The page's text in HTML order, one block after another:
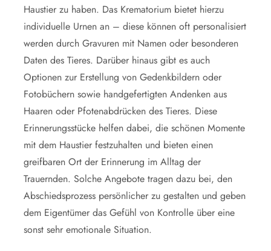
Haustier zu haben. Das Krematorium bietet hierzu
individuelle Urnen an – diese können oft personalisiert
werden durch Gravuren mit Namen oder besonderen
Daten des Tieres. Darüber hinaus gibt es auch
Optionen zur Erstellung von Gedenkbildern oder
Fotobüchern sowie handgefertigten Andenken aus
Haaren oder Pfotenabdrücken des Tieres. Diese
Erinnerungsstücke helfen dabei, die schönen Momente
mit dem Haustier festzuhalten und bieten einen
greifbaren Ort der Erinnerung im Alltag der
Trauernden. Solche Angebote tragen dazu bei, den
Abschiedsprozess persönlicher zu gestalten und geben
dem Eigentümer das Gefühl von Kontrolle über eine
sonst sehr emotionale Situation.